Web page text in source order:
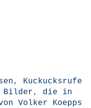
Kuckucks­ru­fe
Bil­der, die in
Vol­ker Koepps